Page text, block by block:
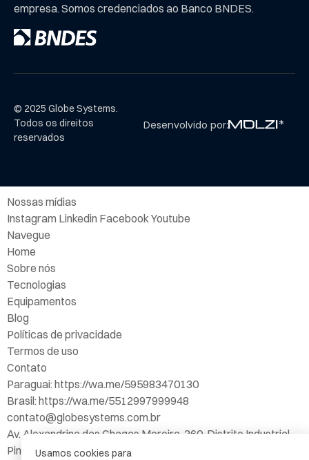
empresa. Somos credenciados ao Banco BNDES.
© 2025 Globe Systems.
Todos os direitos
reservados
Desenvolvido por:
Nossas mídias
Instagram Linkedin Facebook Youtube
Navegue
Home
Sobre nós
Tecnologias
Equipamentos
Blog
Políticas de privacidade
Termos de uso
Contato
Paraguai: https://wa.me/595983470130
Brasil: https://wa.me/5512997999948
contato@globesystems.com.br
Av. Alexandrina das Chagas Moreira, 360, Distrito Industrial,
Pindamonhangaba/SP
Usamos cookies para